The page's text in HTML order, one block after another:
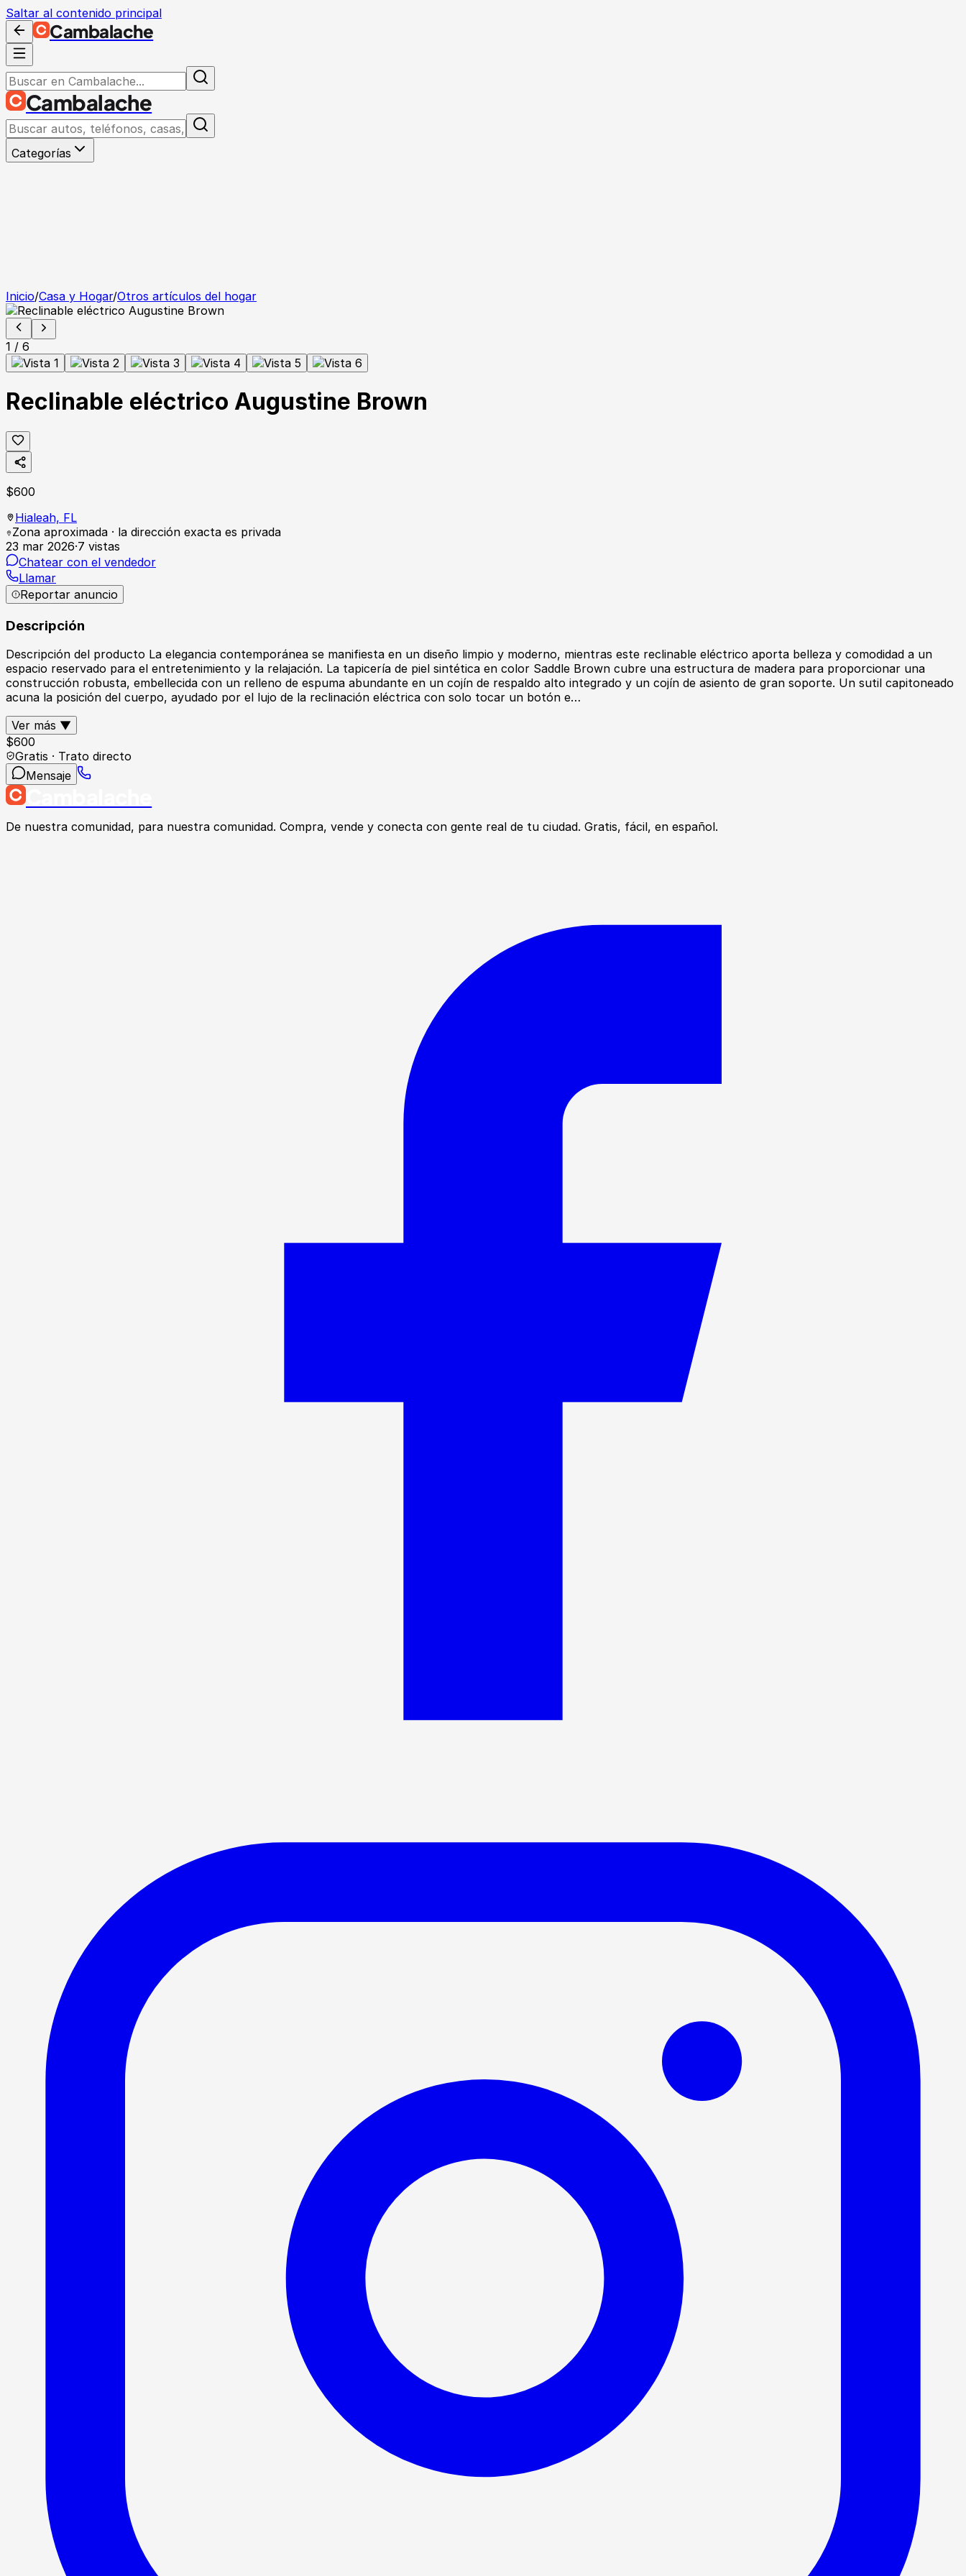
Saltar al contenido principal
Cambalache
Cambalache
Categorías
Inicio/Casa y Hogar/Otros artículos del hogar
1 / 6
Reclinable eléctrico Augustine Brown
$600
Hialeah, FL
Zona aproximada · la dirección exacta es privada
23 mar 2026·7 vistas
Chatear con el vendedor
Llamar
Reportar anuncio
Descripción
Descripción del producto La elegancia contemporánea se manifiesta en un diseño limpio y moderno, mientras este reclinable eléctrico aporta belleza y comodidad a un
espacio reservado para el entretenimiento y la relajación. La tapicería de piel sintética en color Saddle Brown cubre una estructura de madera para proporcionar una
construcción robusta, embellecida con un relleno de espuma abundante en un cojín de respaldo alto integrado y un cojín de asiento de gran soporte. Un sutil capitoneado
acuna la posición del cuerpo, ayudado por el lujo de la reclinación eléctrica con solo tocar un botón e…
Ver más ▼
$600
Gratis · Trato directo
Mensaje
De nuestra comunidad, para nuestra comunidad. Compra, vende y conecta con gente real de tu ciudad. Gratis, fácil, en español.